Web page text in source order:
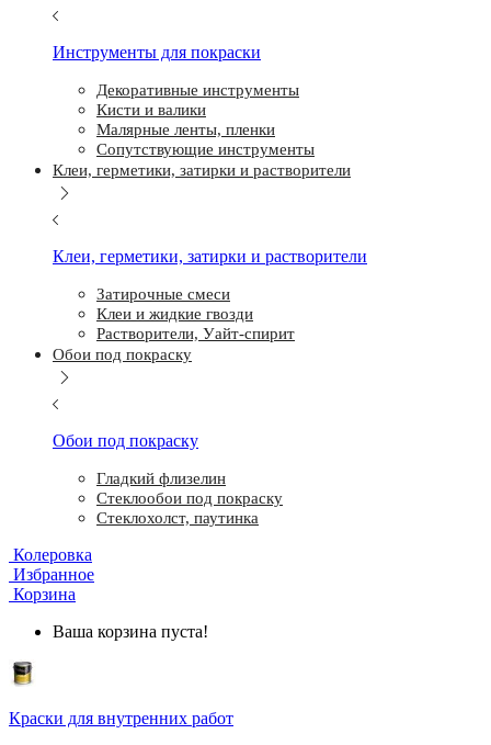
Инструменты для покраски
Декоративные инструменты
Кисти и валики
Малярные ленты, пленки
Сопутствующие инструменты
Клеи, герметики, затирки и растворители
Клеи, герметики, затирки и растворители
Затирочные смеси
Клеи и жидкие гвозди
Растворители, Уайт-спирит
Обои под покраску
Обои под покраску
Гладкий флизелин
Стеклообои под покраску
Стеклохолст, паутинка
Колеровка
Избранное
Корзина
Ваша корзина пуста!
Краски для внутренних работ